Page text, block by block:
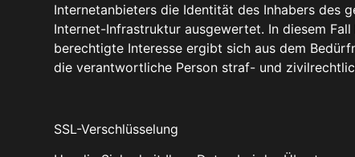
Internetanbieters die Identität des Inhabers des
Internet-Infrastruktur ausgewertet. In diesem
berechtigte Interesse ergibt sich aus dem
die verantwortliche Person straf- und
SSL-Verschlüsselung